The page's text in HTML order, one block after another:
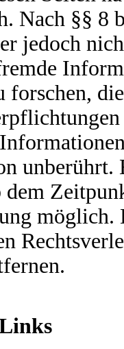
Nach §§ 8
jedoch
forschen,
unberührt.
dem